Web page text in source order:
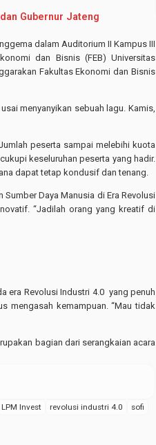
Gubernur Jateng
dalam Auditorium II Kampus III
dan Bisnis (FEB) Universitas
Fakultas Ekonomi dan Bisnis
menyanyikan sebuah lagu. Kamis,
peserta sampai melebihi kuota
keseluruhan peserta yang hadir.
dapat tetap kondusif dan tenang.
Daya Manusia di Era Revolusi
“Jadilah orang yang kreatif di
era Revolusi Industri 4.0 yang penuh
mengasah kemampuan. “Mau tidak
bagian dari serangkaian acara
LPM Invest revolusi industri 4.0
sofi